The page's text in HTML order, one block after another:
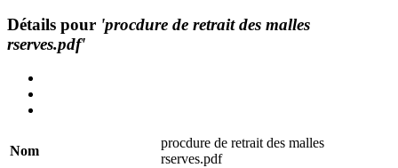
Détails pour 'procdure de retrait des malles
rserves.pdf'
Nom
procdure de retrait des malles
rserves.pdf